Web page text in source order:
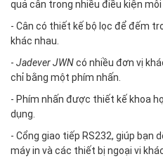
quả cân trong nhiều điều kiện
- Cân có thiết kế bộ lọc để đếm
khác nhau.
- Jadever JWNcó nhiều đơn vị
chỉ bằng một phím nhấn.
- Phím nhấn được thiết kế khoa
dụng.
- Cổng giao tiếp RS232, giúp bạn
máy in và các thiết bị ngoại vi